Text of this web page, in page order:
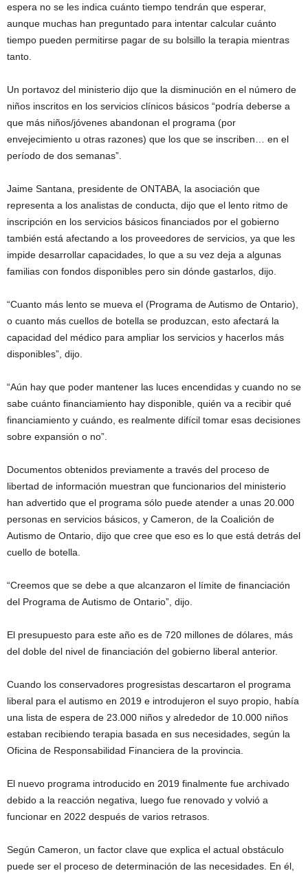
espera no se les indica cuánto tiempo tendrán que esperar,
aunque muchas han preguntado para intentar calcular cuánto
tiempo pueden permitirse pagar de su bolsillo la terapia mientras
tanto.
Un portavoz del ministerio dijo que la disminución en el número de
niños inscritos en los servicios clínicos básicos “podría deberse a
que más niños/jóvenes abandonan el programa (por
envejecimiento u otras razones) que los que se inscriben… en el
período de dos semanas”.
Jaime Santana, presidente de ONTABA, la asociación que
representa a los analistas de conducta, dijo que el lento ritmo de
inscripción en los servicios básicos financiados por el gobierno
también está afectando a los proveedores de servicios, ya que les
impide desarrollar capacidades, lo que a su vez deja a algunas
familias con fondos disponibles pero sin dónde gastarlos, dijo.
“Cuanto más lento se mueva el (Programa de Autismo de Ontario),
o cuanto más cuellos de botella se produzcan, esto afectará la
capacidad del médico para ampliar los servicios y hacerlos más
disponibles”, dijo.
“Aún hay que poder mantener las luces encendidas y cuando no se
sabe cuánto financiamiento hay disponible, quién va a recibir qué
financiamiento y cuándo, es realmente difícil tomar esas decisiones
sobre expansión o no”.
Documentos obtenidos previamente a través del proceso de
libertad de información muestran que funcionarios del ministerio
han advertido que el programa sólo puede atender a unas 20.000
personas en servicios básicos, y Cameron, de la Coalición de
Autismo de Ontario, dijo que cree que eso es lo que está detrás del
cuello de botella.
“Creemos que se debe a que alcanzaron el límite de financiación
del Programa de Autismo de Ontario”, dijo.
El presupuesto para este año es de 720 millones de dólares, más
del doble del nivel de financiación del gobierno liberal anterior.
Cuando los conservadores progresistas descartaron el programa
liberal para el autismo en 2019 e introdujeron el suyo propio, había
una lista de espera de 23.000 niños y alrededor de 10.000 niños
estaban recibiendo terapia basada en sus necesidades, según la
Oficina de Responsabilidad Financiera de la provincia.
El nuevo programa introducido en 2019 finalmente fue archivado
debido a la reacción negativa, luego fue renovado y volvió a
funcionar en 2022 después de varios retrasos.
Según Cameron, un factor clave que explica el actual obstáculo
puede ser el proceso de determinación de las necesidades. En él,